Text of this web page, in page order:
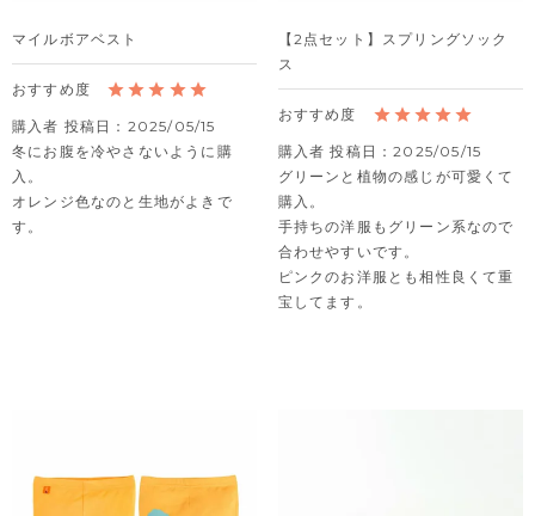
マイルボアベスト
購入者 投稿日
2025/05/15
冬にお腹を冷やさないように購
入。
オレンジ色なのと生地がよきで
す。
【2点セット】スプリングソック
ス
購入者 投稿日
2025/05/15
グリーンと植物の感じが可愛くて
購入。
手持ちの洋服もグリーン系なので
合わせやすいです。
ピンクのお洋服とも相性良くて重
宝してます。